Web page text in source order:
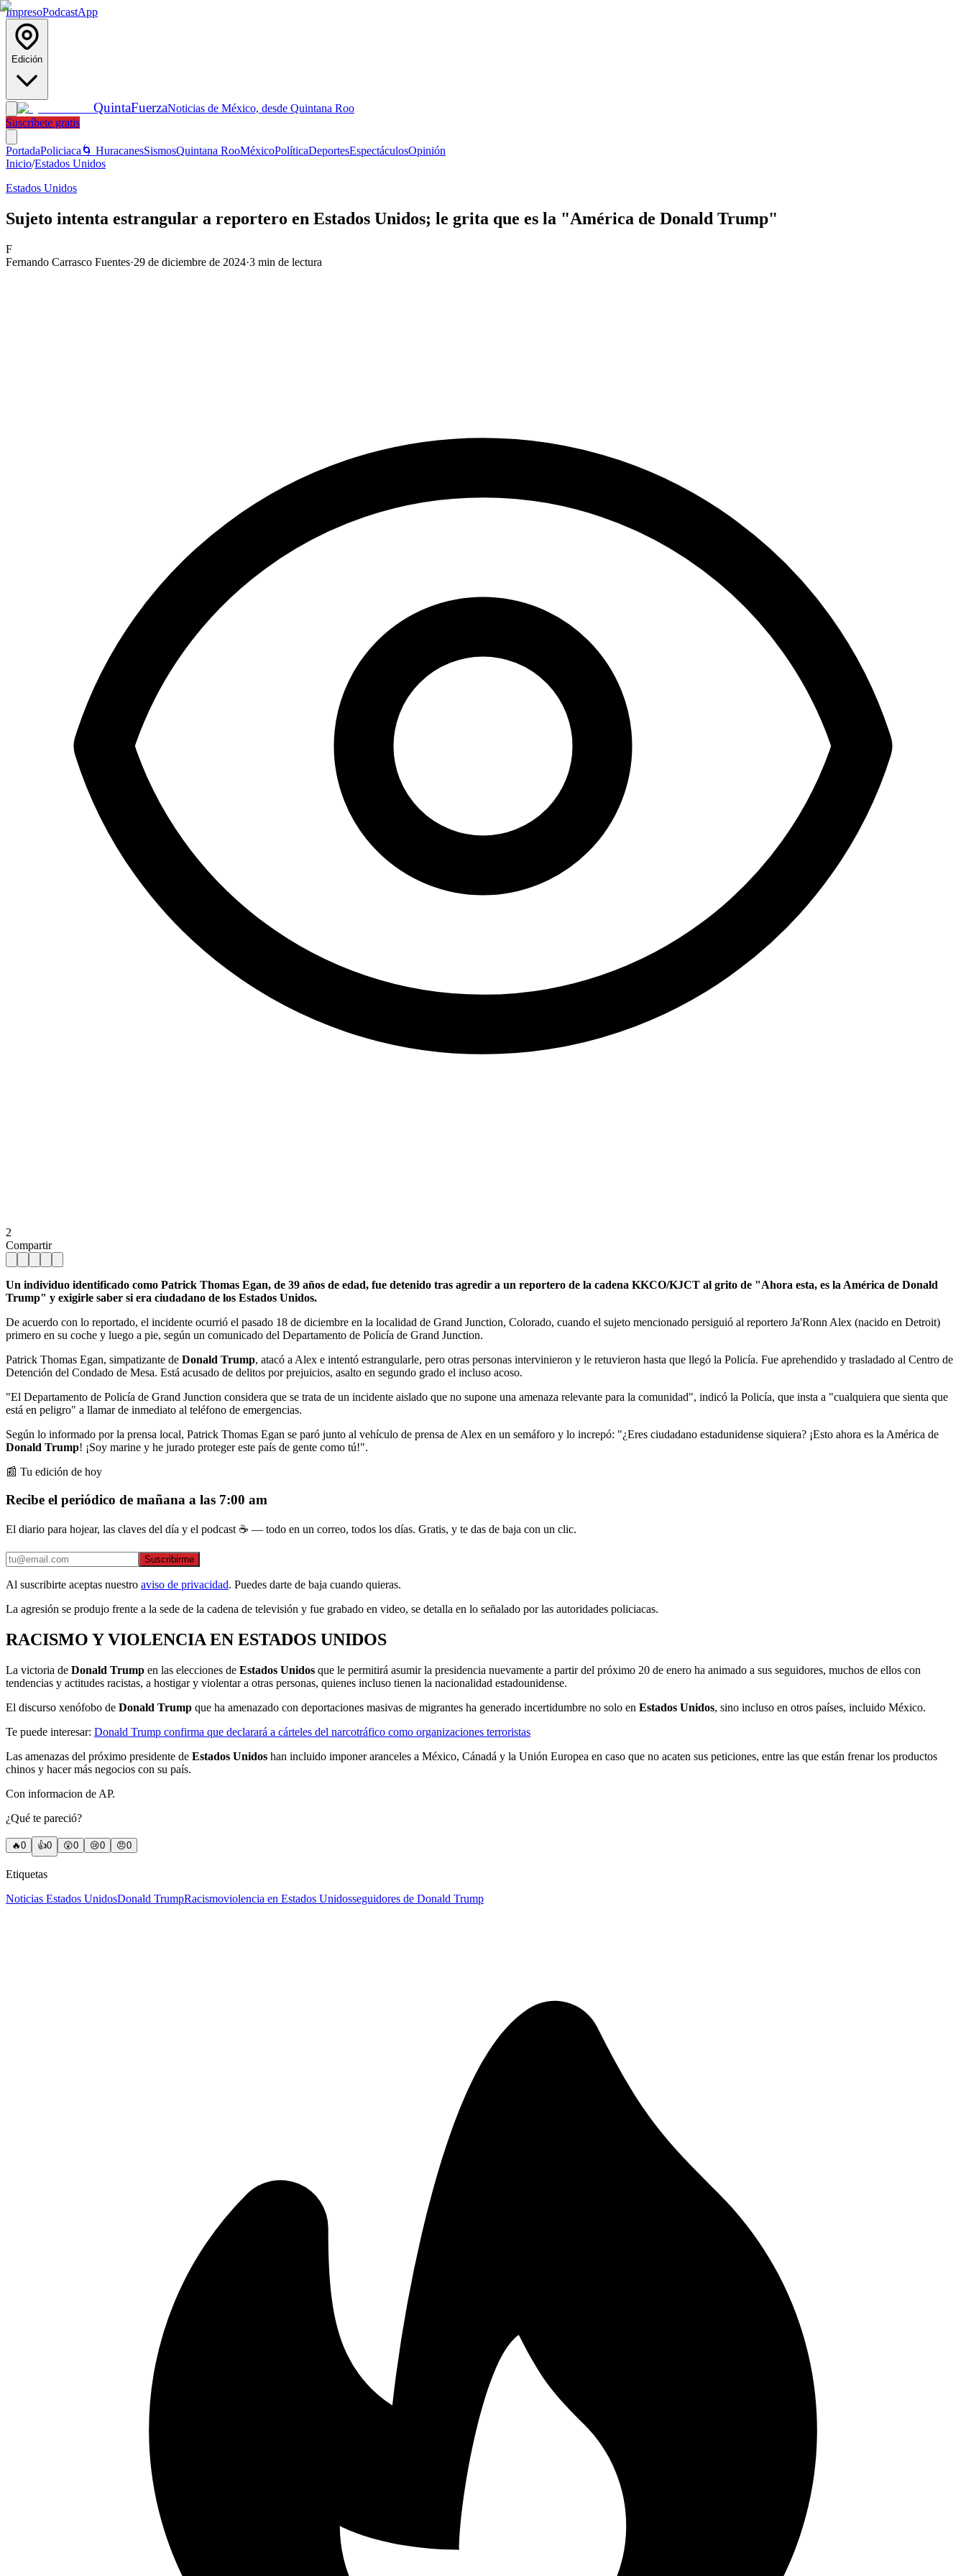
ImpresoPodcastApp
Edición
QuintaFuerzaNoticias de México, desde Quintana Roo
Suscríbete gratis
PortadaPoliciaca 🌀 HuracanesSismosQuintana RooMéxicoPolíticaDeportesEspectáculosOpinión
Inicio/Estados Unidos
Estados Unidos
Sujeto intenta estrangular a reportero en Estados Unidos; le grita que es la "América de Donald Trump"
F
Fernando Carrasco Fuentes·29 de diciembre de 2024·3 min de lectura
2
Compartir
Un individuo identificado como Patrick Thomas Egan, de 39 años de edad, fue detenido tras agredir a un reportero de la cadena KKCO/KJCT al grito de "Ahora esta, es la América de Donald
Trump" y exigirle saber si era ciudadano de los Estados Unidos.
De acuerdo con lo reportado, el incidente ocurrió el pasado 18 de diciembre en la localidad de Grand Junction, Colorado, cuando el sujeto mencionado persiguió al reportero Ja'Ronn Alex (nacido en Detroit)
primero en su coche y luego a pie, según un comunicado del Departamento de Policía de Grand Junction.
Patrick Thomas Egan, simpatizante de Donald Trump, atacó a Alex e intentó estrangularle, pero otras personas intervinieron y le retuvieron hasta que llegó la Policía. Fue aprehendido y trasladado al Centro de
Detención del Condado de Mesa. Está acusado de delitos por prejuicios, asalto en segundo grado el incluso acoso.
"El Departamento de Policía de Grand Junction considera que se trata de un incidente aislado que no supone una amenaza relevante para la comunidad", indicó la Policía, que insta a "cualquiera que sienta que
está en peligro" a llamar de inmediato al teléfono de emergencias.
Según lo informado por la prensa local, Patrick Thomas Egan se paró junto al vehículo de prensa de Alex en un semáforo y lo increpó: "¿Eres ciudadano estadunidense siquiera? ¡Esto ahora es la América de
Donald Trump! ¡Soy marine y he jurado proteger este país de gente como tú!".
📰 Tu edición de hoy
Recibe el periódico de mañana a las 7:00 am
El diario para hojear, las claves del día y el podcast ☕ — todo en un correo, todos los días. Gratis, y te das de baja con un clic.
Suscribirme
Al suscribirte aceptas nuestro aviso de privacidad. Puedes darte de baja cuando quieras.
La agresión se produjo frente a la sede de la cadena de televisión y fue grabado en video, se detalla en lo señalado por las autoridades policiacas.
RACISMO Y VIOLENCIA EN ESTADOS UNIDOS
La victoria de Donald Trump en las elecciones de Estados Unidos que le permitirá asumir la presidencia nuevamente a partir del próximo 20 de enero ha animado a sus seguidores, muchos de ellos con
tendencias y actitudes racistas, a hostigar y violentar a otras personas, quienes incluso tienen la nacionalidad estadounidense.
El discurso xenófobo de Donald Trump que ha amenazado con deportaciones masivas de migrantes ha generado incertidumbre no solo en Estados Unidos, sino incluso en otros países, incluido México.
Te puede interesar: Donald Trump confirma que declarará a cárteles del narcotráfico como organizaciones terroristas
Las amenazas del próximo presidente de Estados Unidos han incluido imponer aranceles a México, Cánadá y la Unión Europea en caso que no acaten sus peticiones, entre las que están frenar los productos
chinos y hacer más negocios con su país.
Con informacion de AP.
¿Qué te pareció?
🔥0 👍0 😲0 😢0 😠0
Etiquetas
Noticias Estados UnidosDonald TrumpRacismoviolencia en Estados Unidosseguidores de Donald Trump